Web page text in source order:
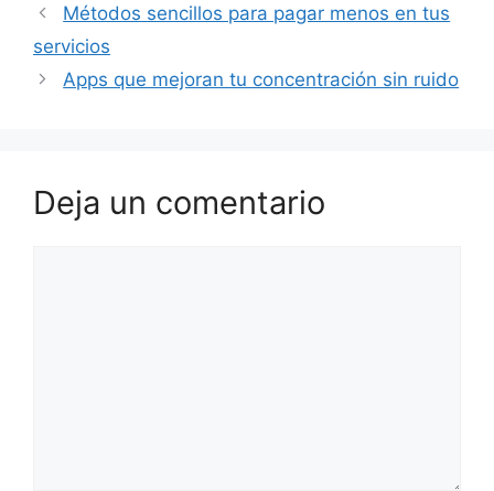
Métodos sencillos para pagar menos en tus
servicios
Apps que mejoran tu concentración sin ruido
Deja un comentario